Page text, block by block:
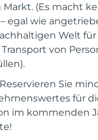
(Es macht
egal wie
Welt für
von
Reservieren Sie
für
im kommenden